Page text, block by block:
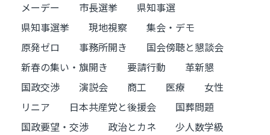
メーデー 市長選挙
県知事選
県知事選挙
現地視察
集会・デモ
原発ゼロ
事務所開き
国会傍聴と懇談会
新春の集い・旗開き
要請行動
革新懇
国政交渉
演説会 商工 医療
女性
リニア
日本共産党と後援会
国葬問題
国政要望・交渉
政治とカネ
少人数学級